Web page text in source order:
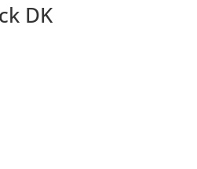
DK